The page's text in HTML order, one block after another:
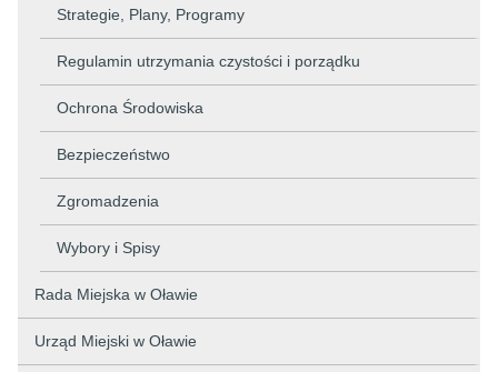
Strategie, Plany, Programy
Regulamin utrzymania czystości i porządku
Ochrona Środowiska
Bezpieczeństwo
Zgromadzenia
Wybory i Spisy
Rada Miejska w Oławie
Urząd Miejski w Oławie